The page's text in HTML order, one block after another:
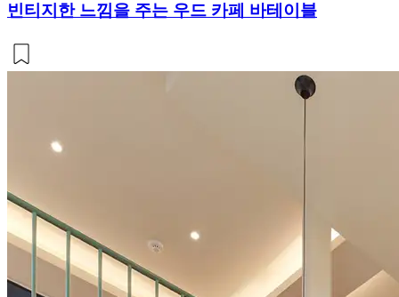
빈티지한 느낌을 주는 우드 카페 바테이블